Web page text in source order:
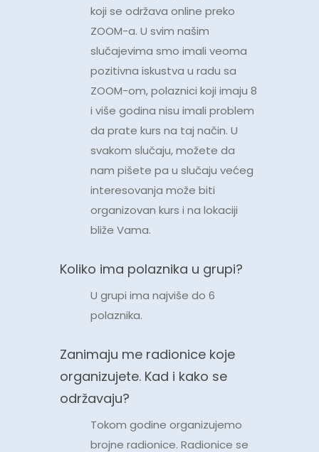
koji se održava online preko
ZOOM-a. U svim našim
slučajevima smo imali veoma
pozitivna iskustva u radu sa
ZOOM-om, polaznici koji imaju 8
i više godina nisu imali problem
da prate kurs na taj način. U
svakom slučaju, možete da
nam pišete pa u slučaju većeg
interesovanja može biti
organizovan kurs i na lokaciji
bliže Vama.
Koliko ima polaznika u grupi?
U grupi ima najviše do 6
polaznika.
Zanimaju me radionice koje
organizujete. Kad i kako se
održavaju?
Tokom godine organizujemo
brojne radionice. Radionice se